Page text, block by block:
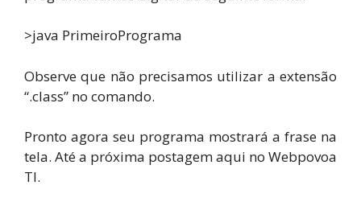
>java PrimeiroPrograma
Observe que não precisamos utilizar a extensão
“.class” no comando.
Pronto agora seu programa mostrará a frase na
tela. Até a próxima postagem aqui no Webpovoa
TI.